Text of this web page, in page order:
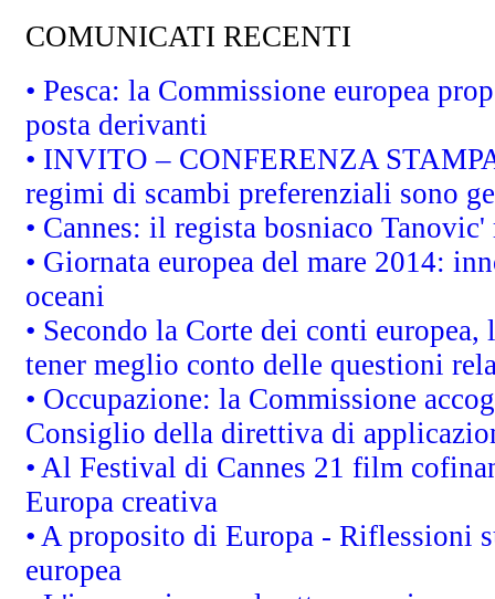
COMUNICATI RECENTI
• Pesca: la Commissione europea
posta derivanti
• INVITO – CONFERENZA
regimi di scambi preferenziali sono
• Cannes: il regista bosniaco
• Giornata europea del mare 2014:
oceani
• Secondo la Corte dei conti
tener meglio conto delle questioni
• Occupazione: la Commissione
Consiglio della direttiva di
• Al Festival di Cannes 21 film
Europa creativa
• A proposito di Europa - Riflessioni
europea